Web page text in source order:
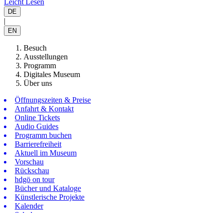
Leicht Lesen
DE
|
EN
Besuch
Ausstellungen
Programm
Digitales Museum
Über uns
Öffnungszeiten & Preise
Anfahrt & Kontakt
Online Tickets
Audio Guides
Programm buchen
Barrierefreiheit
Aktuell im Museum
Vorschau
Rückschau
hdgö on tour
Bücher und Kataloge
Künstlerische Projekte
Kalender